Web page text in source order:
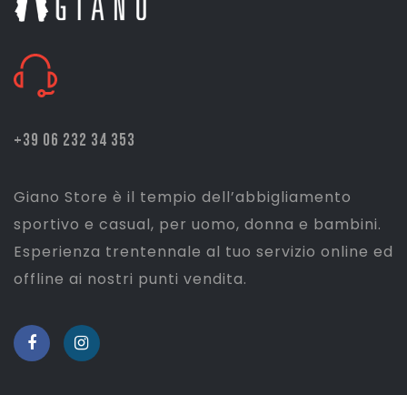
+39 06 232 34 353
Giano Store è il tempio dell’abbigliamento
sportivo e casual, per uomo, donna e bambini.
Esperienza trentennale al tuo servizio online ed
offline ai nostri punti vendita.